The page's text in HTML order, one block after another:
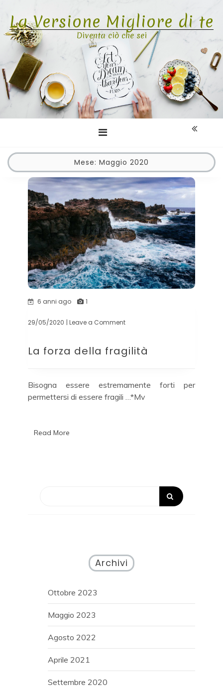
content
La Versione Migliore di te
Diventa ciò che sei
Mese: Maggio 2020
6 anni ago 1
29/05/2020 | Leave a Comment
della
fragilità
La forza della fragilità
Bisogna essere estremamente forti per
permettersi di essere fragili …*Mv
Read More
Archivi
Ottobre 2023
Maggio 2023
Agosto 2022
Aprile 2021
Settembre 2020